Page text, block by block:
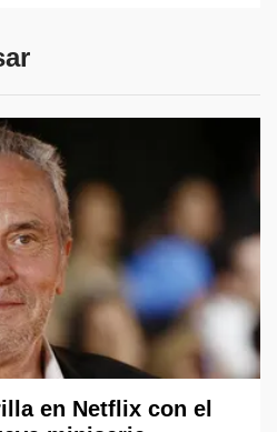
en Netflix con el